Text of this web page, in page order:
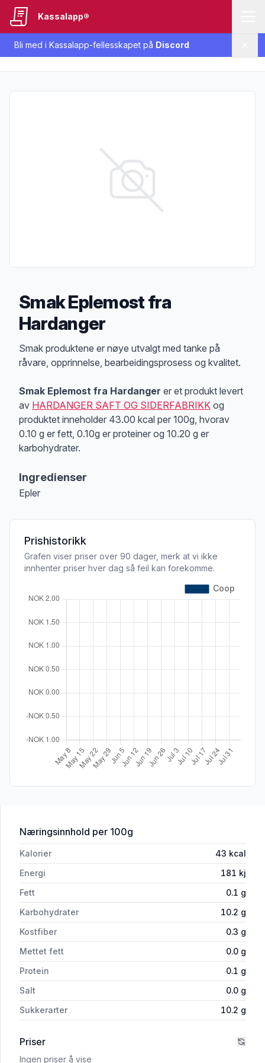
Bli med i Kassalapp-fellesskapet på Discord
Kassalapp®
Smak Eplemost fra
Hardanger
Produktbeskrivelse
Smak produktene er nøye utvalgt med tanke på
råvare, opprinnelse, bearbeidingsprosess og kvalitet.
Smak Eplemost fra Hardanger er et produkt levert
av HARDANGER SAFT OG SIDERFABRIKK og
produktet inneholder 43.00 kcal per 100g, hvorav
0.10 g er fett, 0.10g er proteiner og 10.20 g er
karbohydrater.
Ingredienser
Epler
Prishistorikk
Grafen viser priser over 90 dager, merk at vi ikke
innhenter priser hver dag så feil kan forekomme.
Næringsinnhold for 'Smak Eplemost fra Hardanger'
per 100g
Kalorier 43 kcal
Energi
181 kj
Fett
0.1 g
Karbohydrater
10.2 g
Kostfiber
0.3 g
Mettet fett
0.0 g
Protein
0.1 g
Salt
0.0 g
Sukkerarter
10.2 g
Priser
Ingen priser å vise